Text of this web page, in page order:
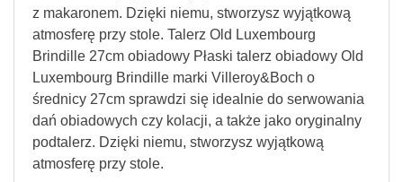
z makaronem. Dzięki niemu, stworzysz wyjątkową
atmosferę przy stole. Talerz Old Luxembourg
Brindille 27cm obiadowy Płaski talerz obiadowy Old
Luxembourg Brindille marki Villeroy&Boch o
średnicy 27cm sprawdzi się idealnie do serwowania
dań obiadowych czy kolacji, a także jako oryginalny
podtalerz. Dzięki niemu, stworzysz wyjątkową
atmosferę przy stole.